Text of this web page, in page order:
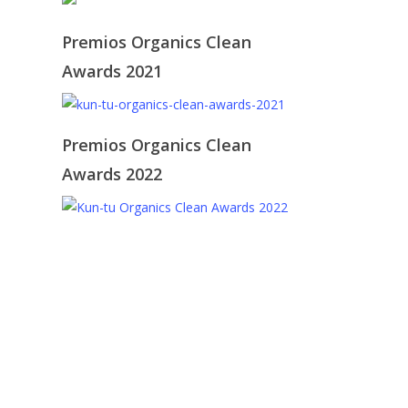
Premios Organics Clean
Awards 2021
Premios Organics Clean
Awards 2022